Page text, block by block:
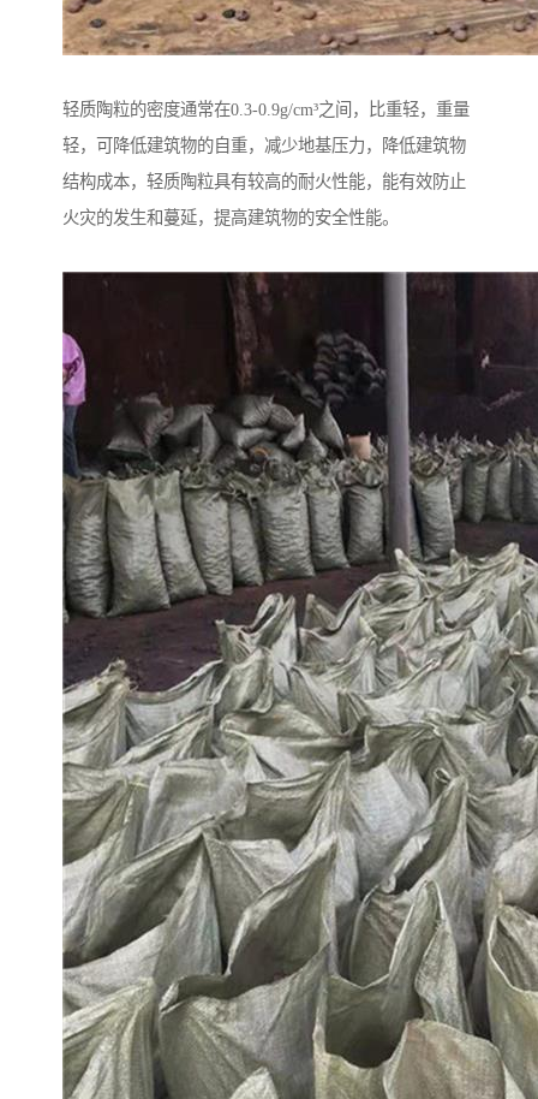
轻质陶粒的密度通常在0.3-0.9g/cm³之间，比重轻，重量
轻，可降低建筑物的自重，减少地基压力，降低建筑物
结构成本，轻质陶粒具有较高的耐火性能，能有效防止
火灾的发生和蔓延，提高建筑物的安全性能。